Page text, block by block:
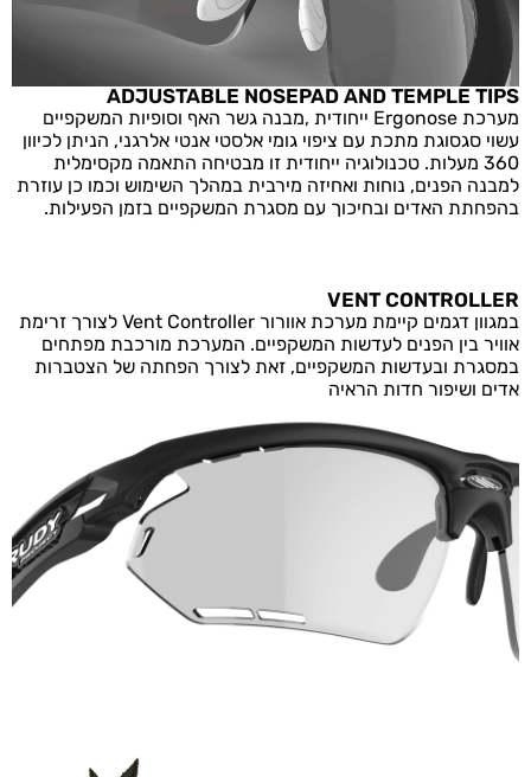
ADJUSTABLE NOSEPAD AND TEMPLE TIPS
מערכת Ergonose ייחודית ,מבנה גשר האף וסופיות המשקפיים
עשוי סגסוגת מתכת עם ציפוי גומי אלסטי אנטי אלרגני, הניתן לכיוון
360 מעלות. טכנולוגיה ייחודית זו מבטיחה התאמה מקסימלית
למבנה הפנים, נוחות ואחיזה מירבית במהלך השימוש וכמו כן עוזרת
בהפחתת האדים ובחיכוך עם מסגרת המשקפיים בזמן הפעילות.
VENT CONTROLLER
במגוון דגמים קיימת מערכת אוורור Vent Controller לצורך זרימת
אוויר בין הפנים לעדשות המשקפיים. המערכת מורכבת מפתחים
במסגרת ובעדשות המשקפיים, זאת לצורך הפחתה של הצטברות
אדים ושיפור חדות הראיה